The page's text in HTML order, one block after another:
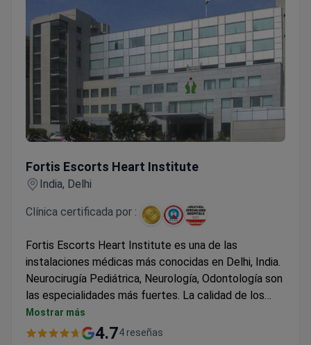
Fortis Escorts Heart Institute
India, Delhi
Clínica certificada por :
Fortis Escorts Heart Institute es una de las
instalaciones médicas más conocidas en Delhi, India.
Neurocirugía Pediátrica, Neurología, Odontología son
las especialidades más fuertes. La calidad de los
servicios y tratamientos médicos está confirmada
por la Junta de Acreditación de Hospitales
Mostrar más
4.74 reseñas